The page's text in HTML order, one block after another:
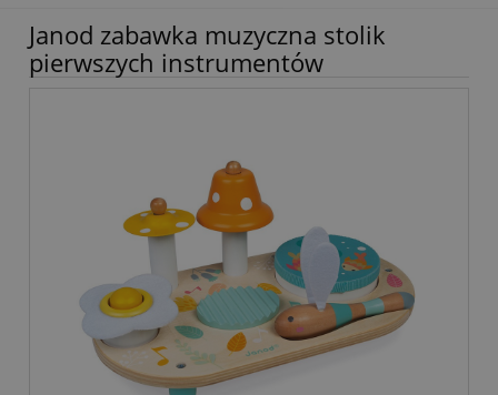
Janod zabawka muzyczna stolik
pierwszych instrumentów